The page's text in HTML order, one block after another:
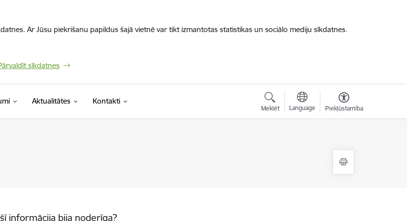
Ar Jūsu piekrišanu papildus šajā vietnē var tikt izmantotas statistikas un sociālo mediju sīkdatnes.
sīkdatnes
Aktualitātes Kontakti
Meklēt Language Piekļūstamība
informācija bija noderīga?